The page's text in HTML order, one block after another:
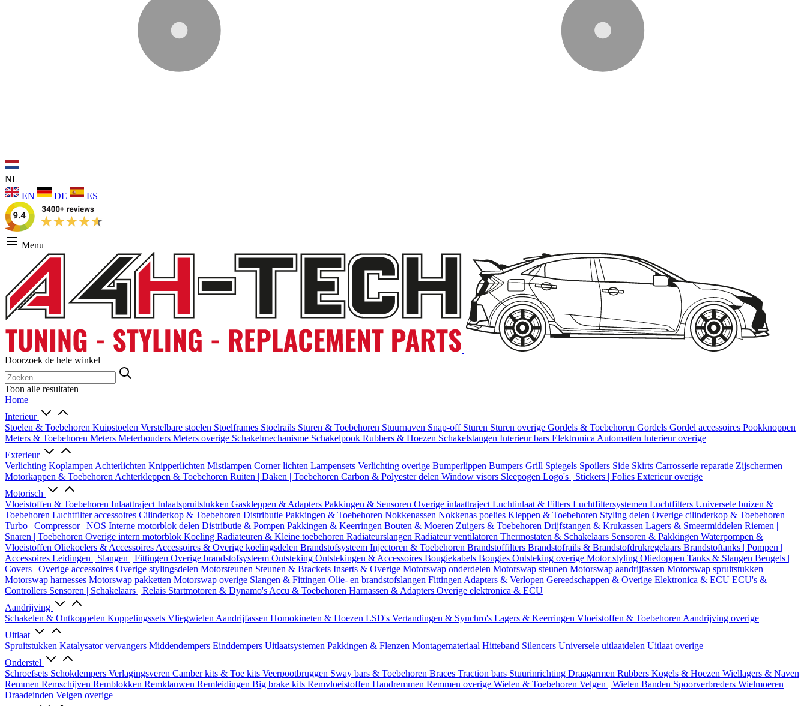
NL
EN
DE ES
Menu
Doorzoek de hele winkel
Toon alle resultaten
Home
Interieur
Stoelen & Toebehoren Kuipstoelen Verstelbare stoelen Stoelframes Stoelrails Sturen & Toebehoren Stuurnaven Snap-off Sturen Sturen overige Gordels & Toebehoren Gordels Gordel accessoires Pookknoppen
Meters & Toebehoren Meters Meterhouders Meters overige Schakelmechanisme Schakelpook Rubbers & Hoezen Schakelstangen Interieur bars Elektronica Automatten Interieur overige
Exterieur
Verlichting Koplampen Achterlichten Knipperlichten Mistlampen Corner lichten Lampensets Verlichting overige Bumperlippen Bumpers Grill Spiegels Spoilers Side Skirts Carrosserie reparatie Zijschermen
Motorkappen & Toebehoren Achterkleppen & Toebehoren Ruiten | Daken | Toebehoren Carbon & Polyester delen Window visors Sleepogen Logo's | Stickers | Folies Exterieur overige
Motorisch
Vloeistoffen & Toebehoren Inlaattraject Inlaatspruitstukken Gaskleppen & Adapters Pakkingen & Sensoren Overige inlaattraject Luchtinlaat & Filters Luchtfiltersystemen Luchtfilters Universele buizen &
Toebehoren Luchtfilter accessoires Cilinderkop & Toebehoren Distributie Pakkingen & Toebehoren Nokkenassen Nokkenas poelies Kleppen & Toebehoren Styling delen Overige cilinderkop & Toebehoren
Turbo | Compressor | NOS Interne motorblok delen Distributie & Pompen Pakkingen & Keerringen Bouten & Moeren Zuigers & Toebehoren Drijfstangen & Krukassen Lagers & Smeermiddelen Riemen |
Snaren | Toebehoren Overige intern motorblok Koeling Radiateuren & Kleine toebehoren Radiateurslangen Radiateur ventilatoren Thermostaten & Schakelaars Sensoren & Pakkingen Waterpompen &
Vloeistoffen Oliekoelers & Accessoires Accessoires & Overige koelingsdelen Brandstofsysteem Injectoren & Toebehoren Brandstoffilters Brandstofrails & Brandstofdrukregelaars Brandstoftanks | Pompen |
Accessoires Leidingen | Slangen | Fittingen Overige brandstofsysteem Ontsteking Ontstekingen & Accessoires Bougiekabels Bougies Ontsteking overige Motor styling Oliedoppen Tanks & Slangen Beugels |
Covers | Overige accessoires Overige stylingsdelen Motorsteunen Steunen & Brackets Inserts & Overige Motorswap onderdelen Motorswap steunen Motorswap aandrijfassen Motorswap spruitstukken
Motorswap harnesses Motorswap pakketten Motorswap overige Slangen & Fittingen Olie- en brandstofslangen Fittingen Adapters & Verlopen Gereedschappen & Overige Elektronica & ECU ECU's &
Controllers Sensoren | Schakelaars | Relais Startmotoren & Dynamo's Accu & Toebehoren Harnassen & Adapters Overige elektronica & ECU
Aandrijving
Schakelen & Ontkoppelen Koppelingssets Vliegwielen Aandrijfassen Homokineten & Hoezen LSD's Vertandingen & Synchro's Lagers & Keerringen Vloeistoffen & Toebehoren Aandrijving overige
Uitlaat
Spruitstukken Katalysator vervangers Middendempers Einddempers Uitlaatsystemen Pakkingen & Flenzen Montagemateriaal Hitteband Silencers Universele uitlaatdelen Uitlaat overige
Onderstel
Schroefsets Schokdempers Verlagingsveren Camber kits & Toe kits Veerpootbruggen Sway bars & Toebehoren Braces Traction bars Stuurinrichting Draagarmen Rubbers Kogels & Hoezen Wiellagers & Naven
Remmen Remschijven Remblokken Remklauwen Remleidingen Big brake kits Remvloeistoffen Handremmen Remmen overige Wielen & Toebehoren Velgen | Wielen Banden Spoorverbreders Wielmoeren
Draadeinden Velgen overige